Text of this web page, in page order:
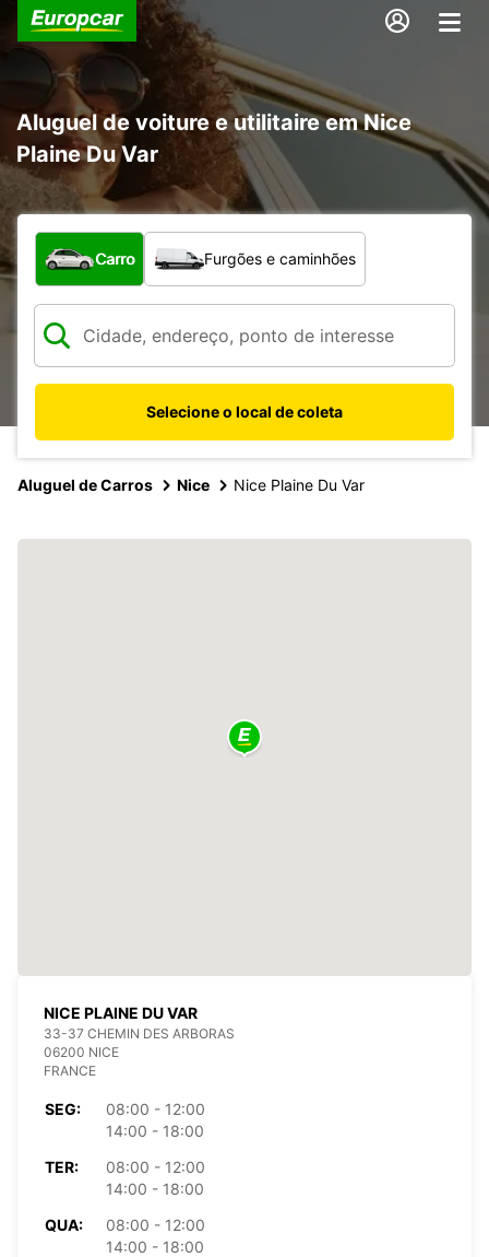
Aluguel de voiture e utilitaire em Nice
Plaine Du Var
Qual tipo de veículo?
Carro Furgões e caminhões
Selecione o local de coleta
Aluguel de Carros Nice Nice Plaine Du Var
NICE PLAINE DU VAR
33-37 CHEMIN DES ARBORAS
06200 NICE
FRANCE
SEG:
08:00 - 12:00
14:00 - 18:00
TER:
08:00 - 12:00
14:00 - 18:00
QUA:
08:00 - 12:00
14:00 - 18:00